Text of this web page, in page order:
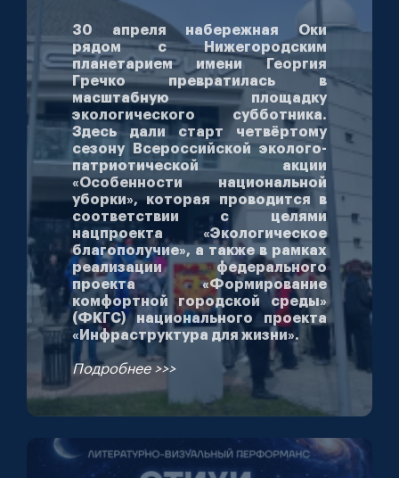
30 апреля набережная Оки
рядом с Нижегородским
планетарием имени Георгия
Гречко превратилась в
масштабную площадку
экологического субботника.
Здесь дали старт четвёртому
сезону Всероссийской эколого-
патриотической акции
«Особенности национальной
уборки», которая проводится в
соответствии с целями
нацпроекта «Экологическое
благополучие», а также в рамках
реализации федерального
проекта «Формирование
комфортной городской среды»
(ФКГС) национального проекта
«Инфраструктура для жизни».
Подробнее >>>